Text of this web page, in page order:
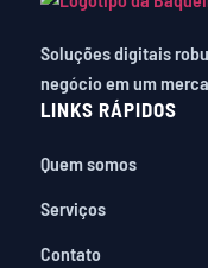
Soluções digitais
negócio em um
LINKS RÁPIDOS
Quem somos
Serviços
Contato